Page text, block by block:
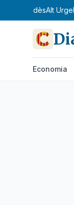
Alt PenedèsAlt
Economia